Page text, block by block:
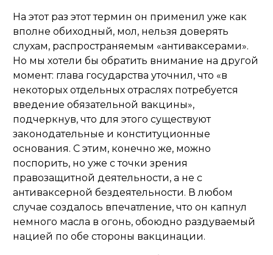
На этот раз этот термин он применил уже как
вполне обиходный, мол, нельзя доверять
слухам, распространяемым «антиваксерами».
Но мы хотели бы обратить внимание на другой
момент: глава государства уточнил, что «в
некоторых отдельных отраслях потребуется
введение обязательной вакцины»,
подчеркнув, что для этого существуют
законодательные и конституционные
основания. С этим, конечно же, можно
поспорить, но уже с точки зрения
правозащитной деятельности, а не с
антиваксерной бездеятельности. В любом
случае создалось впечатление, что он капнул
немного масла в огонь, обоюдно раздуваемый
нацией по обе стороны вакцинации.